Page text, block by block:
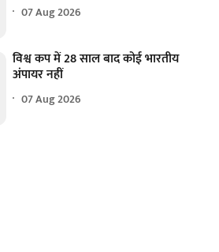
07 Aug 2026
विश्व कप में 28 साल बाद कोई भारतीय
अंपायर नहीं
07 Aug 2026